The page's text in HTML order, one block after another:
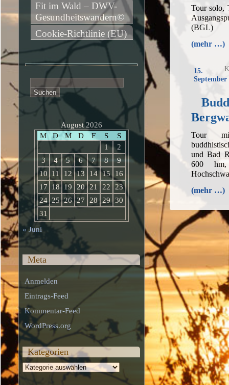
Tour solo,
(BGL)
(mehr …)
15.
September
Tour
und Bad
600 hm,
(mehr …)
Fit im Wald – DWV-
Gesundheitswandern©
Cookie-Richtlinie (EU)
nach:
August 2026
M
D M D F S
S
1
2
3
4 5 6 7 8
9
10
11 12 13 14 15
16
17
18 19 20 21 22
23
24 25 26 27 28 29
30
31
« Juni
Meta
Anmelden
Eintrags-Feed
Kommentar-Feed
WordPress.org
Kategorien
Kategorien